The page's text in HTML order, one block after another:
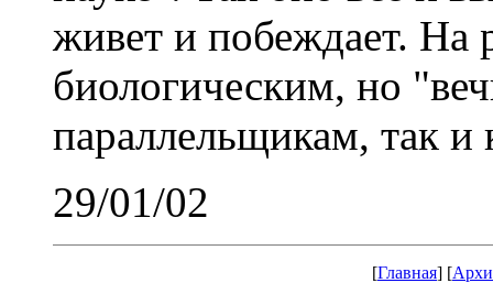
живет и побеждает. На
биологическим, но
параллельщикам, так и
29/01/02
[Главная] [